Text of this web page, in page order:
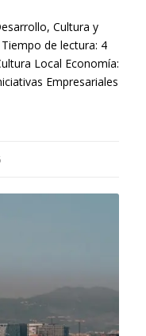
Cultura y
de lectura: 4
Local Economía:
Empresariales